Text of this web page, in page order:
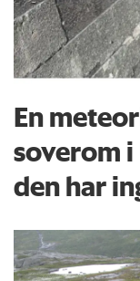
En
soverom i
den har